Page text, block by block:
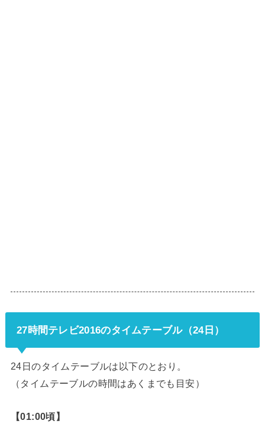
27時間テレビ2016のタイムテーブル（24日）
24日のタイムテーブルは以下のとおり。
（タイムテーブルの時間はあくまでも目安）
【01:00頃】